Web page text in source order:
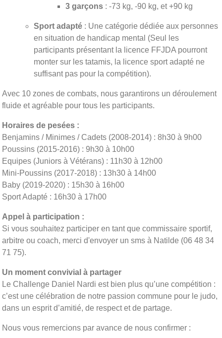
3 garçons : -73 kg, -90 kg, et +90 kg
Sport adapté : Une catégorie dédiée aux personnes
en situation de handicap mental (Seul les
participants présentant la licence FFJDA pourront
monter sur les tatamis, la licence sport adapté ne
suffisant pas pour la compétition).
Avec 10 zones de combats, nous garantirons un déroulement
fluide et agréable pour tous les participants.
Horaires de pesées :
Benjamins / Minimes / Cadets (2008-2014) : 8h30 à 9h00
Poussins (2015-2016) : 9h30 à 10h00
Equipes (Juniors à Vétérans) : 11h30 à 12h00
Mini-Poussins (2017-2018) : 13h30 à 14h00
Baby (2019-2020) : 15h30 à 16h00
Sport Adapté : 16h30 à 17h00
Appel à participation :
Si vous souhaitez participer en tant que commissaire sportif,
arbitre ou coach, merci d'envoyer un sms à Natilde (06 48 34
71 75).
Un moment convivial à partager
Le Challenge Daniel Nardi est bien plus qu’une compétition :
c’est une célébration de notre passion commune pour le judo,
dans un esprit d’amitié, de respect et de partage.
Nous vous remercions par avance de nous confirmer :